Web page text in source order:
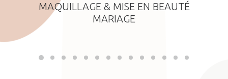
MAQUILLAGE & MISE EN BEAUTÉ
MARIAGE